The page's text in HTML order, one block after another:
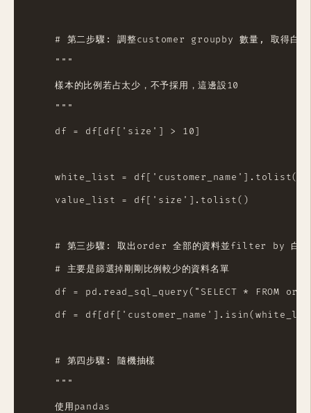
# 第二步驟: 調整customer groupby 數量, 取得白名
    """
    樣本的比例若占太少，不予採用，這邊設10
    """
    df = df[df['size'] > 10]
    white_list = df['customer_name'].tolist()
    value_list = df['size'].tolist()
# 第三步驟: 取出order 全部的資料並filter by 白
    # 主要是篩選掉剛剛比例較少的資料名單
df = pd.read_sql_query("SELECT * FROM
df =
    # 第四步驟: 隨機抽樣
    """
    使用pandas